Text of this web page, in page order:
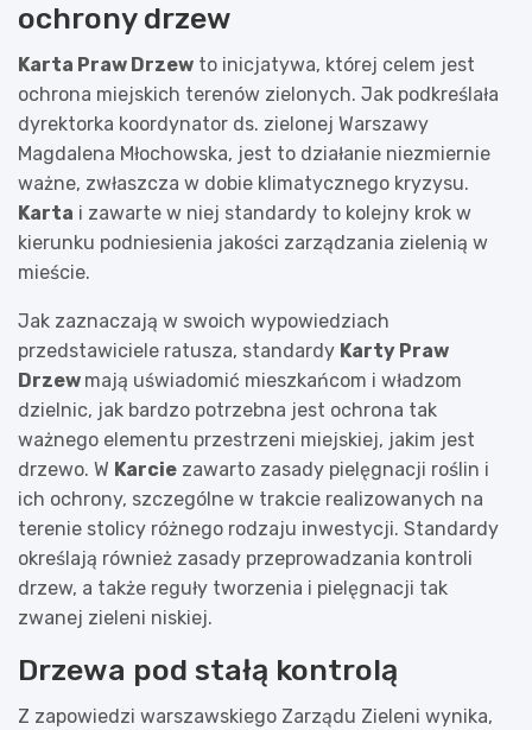
ochrony drzew
Karta Praw Drzew to inicjatywa, której celem jest
ochrona miejskich terenów zielonych. Jak podkreślała
dyrektorka koordynator ds. zielonej Warszawy
Magdalena Młochowska, jest to działanie niezmiernie
ważne, zwłaszcza w dobie klimatycznego kryzysu.
Karta i zawarte w niej standardy to kolejny krok w
kierunku podniesienia jakości zarządzania zielenią w
mieście.
Jak zaznaczają w swoich wypowiedziach
przedstawiciele ratusza, standardy Karty Praw
Drzew mają uświadomić mieszkańcom i władzom
dzielnic, jak bardzo potrzebna jest ochrona tak
ważnego elementu przestrzeni miejskiej, jakim jest
drzewo. W Karcie zawarto zasady pielęgnacji roślin i
ich ochrony, szczególne w trakcie realizowanych na
terenie stolicy różnego rodzaju inwestycji. Standardy
określają również zasady przeprowadzania kontroli
drzew, a także reguły tworzenia i pielęgnacji tak
zwanej zieleni niskiej.
Drzewa pod stałą kontrolą
Z zapowiedzi warszawskiego Zarządu Zieleni wynika,